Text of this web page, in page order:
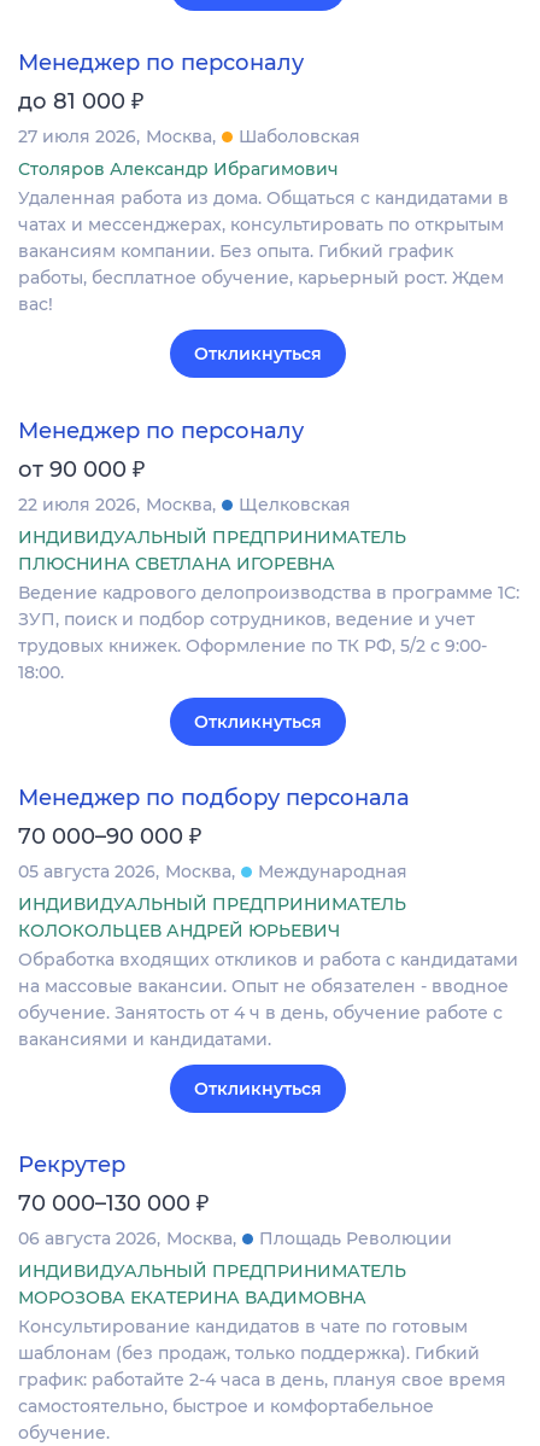
Менеджер по персоналу
до 81 000 ₽
27 июля 2026 Москва
Шаболовская
Столяров Александр Ибрагимович
Удаленная работа из дома. Общаться с кандидатами в
чатах и мессенджерах, консультировать по открытым
вакансиям компании. Без опыта. Гибкий график
работы, бесплатное обучение, карьерный рост. Ждем
вас!
Откликнуться
Менеджер по персоналу
от 90 000 ₽
22 июля 2026 Москва
Щелковская
ИНДИВИДУАЛЬНЫЙ ПРЕДПРИНИМАТЕЛЬ
ПЛЮСНИНА СВЕТЛАНА ИГОРЕВНА
Ведение кадрового делопроизводства в программе 1С:
ЗУП, поиск и подбор сотрудников, ведение и учет
трудовых книжек. Оформление по ТК РФ, 5/2 с 9:00-
18:00.
Откликнуться
Менеджер по подбору персонала
70 000–90 000 ₽
05 августа 2026 Москва
Международная
ИНДИВИДУАЛЬНЫЙ ПРЕДПРИНИМАТЕЛЬ
КОЛОКОЛЬЦЕВ АНДРЕЙ ЮРЬЕВИЧ
Обработка входящих откликов и работа с кандидатами
на массовые вакансии. Опыт не обязателен - вводное
обучение. Занятость от 4 ч в день, обучение работе с
вакансиями и кандидатами.
Откликнуться
Рекрутер
70 000–130 000 ₽
06 августа 2026 Москва
Площадь Революции
ИНДИВИДУАЛЬНЫЙ ПРЕДПРИНИМАТЕЛЬ
МОРОЗОВА ЕКАТЕРИНА ВАДИМОВНА
Консультирование кандидатов в чате по готовым
шаблонам (без продаж, только поддержка). Гибкий
график: работайте 2-4 часа в день, плануя свое время
самостоятельно, быстрое и комфортабельное
обучение.